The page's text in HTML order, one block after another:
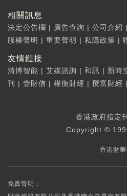
相關訊息
法定公告欄 | 廣告查詢 | 公司介紹 |
版權聲明 | 重要聲明 | 私隱政策 |
友情鏈接
清博智能 | 艾媒諮詢 | 和訊 | 新時
刊
| 壹財信 | 權衡財經 | 攬富財經 |
香港政府指定
Copyright ©
香港財
免責聲明：